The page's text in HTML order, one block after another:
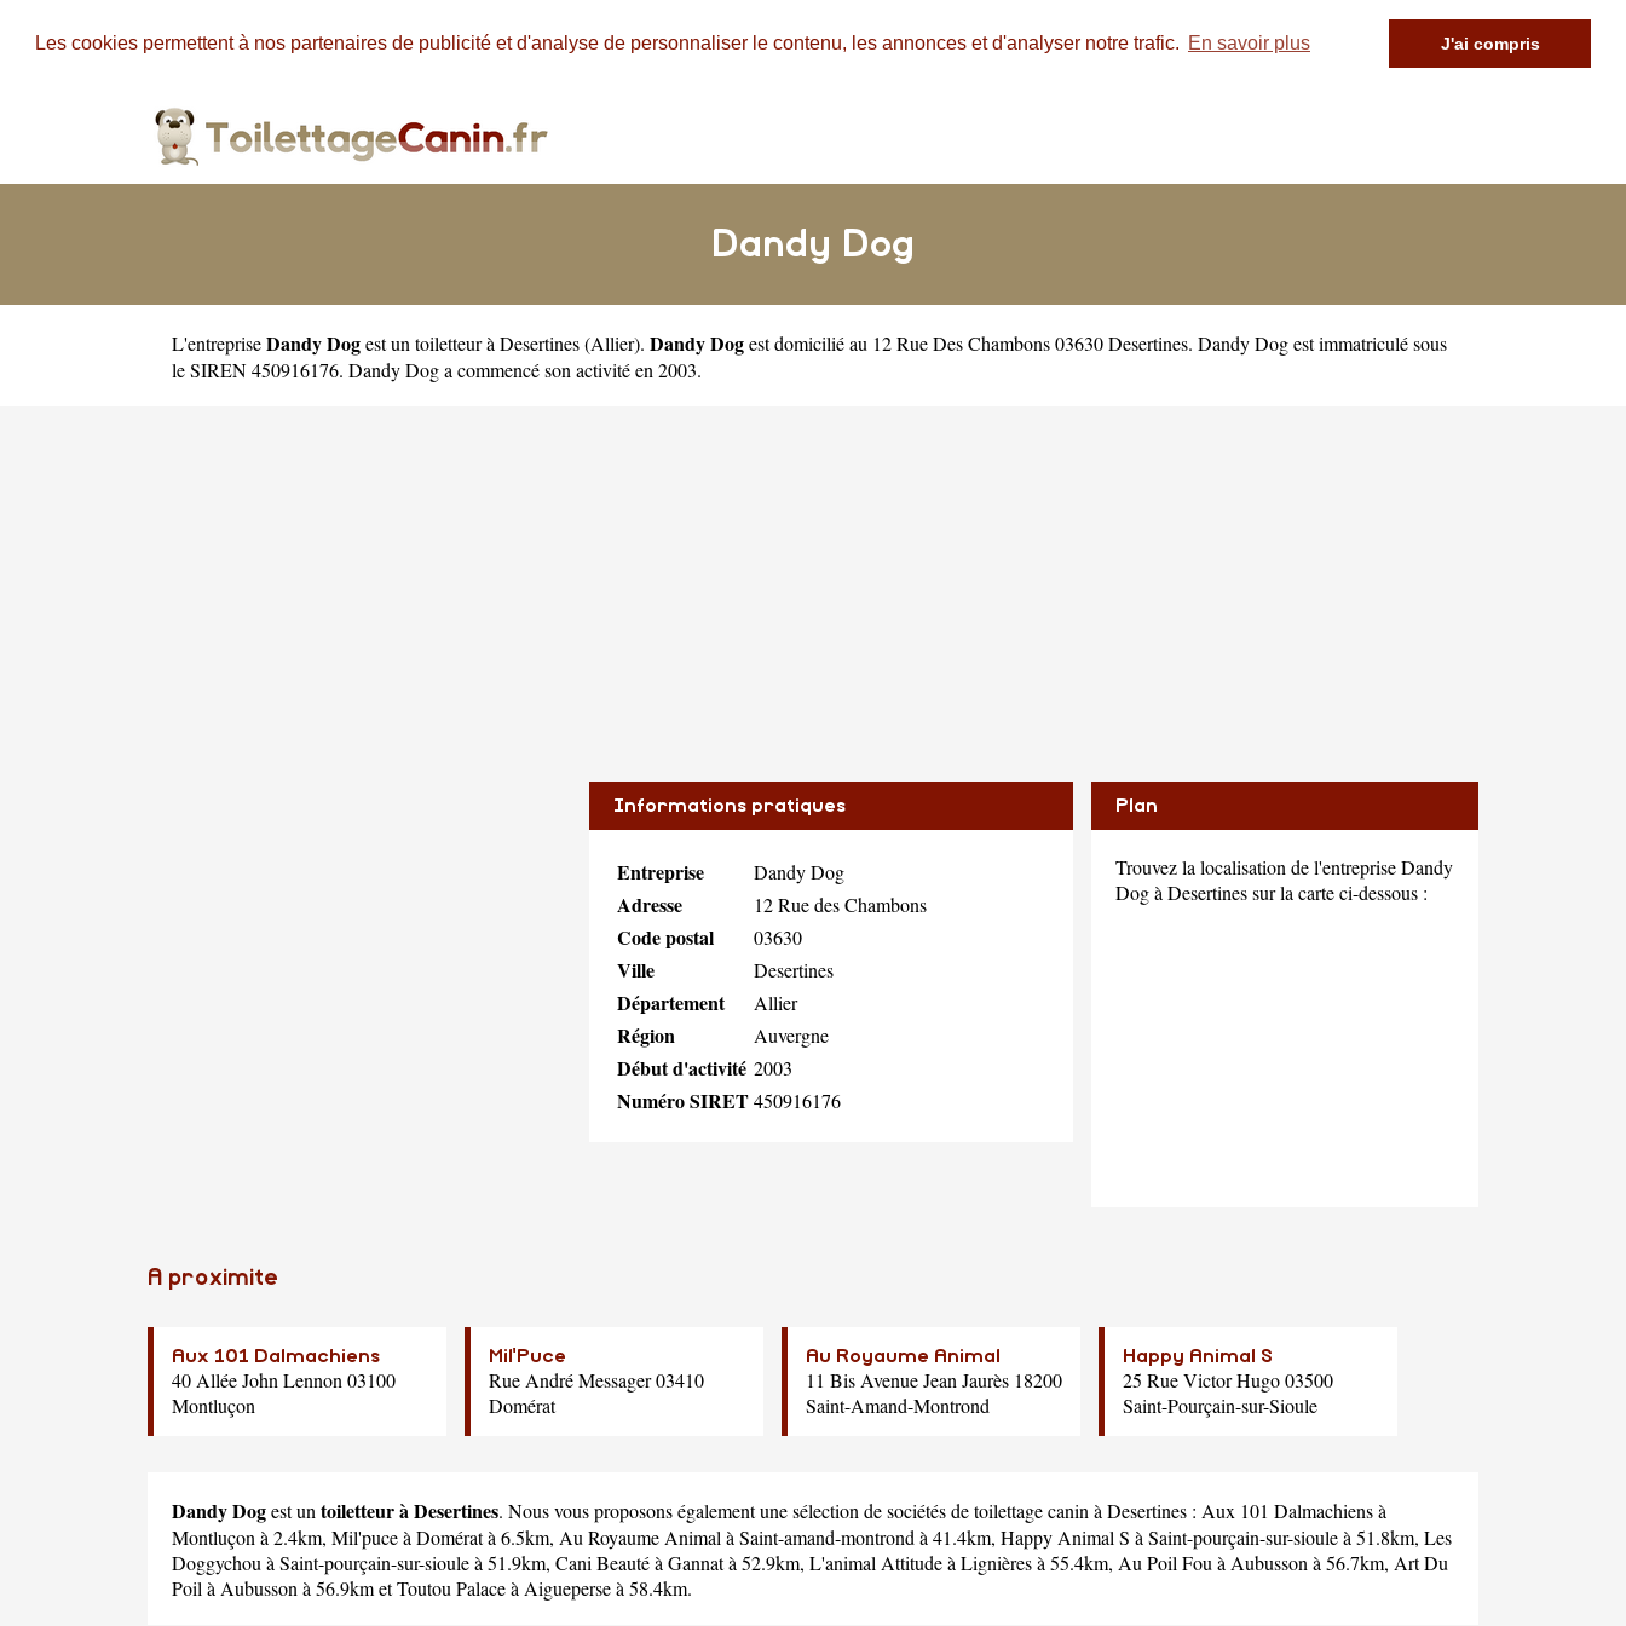
Les cookies permettent à nos partenaires de publicité et d'analyse de personnaliser le contenu, les annonces et d'analyser notre trafic. En savoir plus J'ai compris
Dandy Dog
L'entrepriseDandy Dogest un toiletteur à Desertines(Allier). Dandy Dogest domicilié au 12 Rue Des Chambons 03630 Desertines. Dandy Dog est immatriculé sous
le SIREN 450916176. Dandy Dog a commencé son activité en 2003.
Informations pratiques
Entreprise Dandy Dog
Adresse 12 Rue des Chambons
Code postal 03630
Ville Desertines
Département Allier
Région Auvergne
Début d'activité 2003
Numéro SIRET450916176
Plan
Trouvez la localisation de l'entreprise Dandy
Dog à Desertines sur la carte ci-dessous :
A proximite
Aux 101 Dalmachiens
40 Allée John Lennon 03100
Montluçon
Mil'Puce
Rue André Messager 03410
Domérat
Au Royaume Animal
11 Bis Avenue Jean Jaurès 18200
Saint-Amand-Montrond
Happy Animal S
25 Rue Victor Hugo 03500
Saint-Pourçain-sur-Sioule
Dandy Dogest untoiletteur à Desertines. Nous vous proposons également une sélection de sociétés de toilettage canin à Desertines : Aux 101 Dalmachiensà
Montluçon à 2.4km, Mil'puceà Domérat à 6.5km, Au Royaume Animalà Saint-amand-montrond à 41.4km, Happy Animal S à Saint-pourçain-sur-sioule à 51.8km, Les
Doggychouà Saint-pourçain-sur-sioule à 51.9km, Cani Beautéà Gannat à 52.9km, L'animal Attitudeà Lignières à 55.4km, Au Poil Fouà Aubusson à 56.7km, Art Du
Poilà Aubusson à 56.9km etToutou Palaceà Aigueperse à 58.4km.